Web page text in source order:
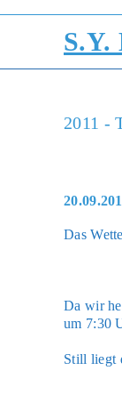
S.Y.
2011 -
Das
Da wir
um 7:30
Still liegt